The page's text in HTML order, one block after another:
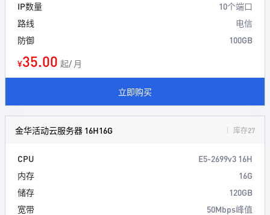
IP数量
10个端口
路线
电信
防御
100GB
¥35.00 起/ 月
立即购买
金华活动云服务器 16H16G 库存27
CPU
E5-2699v3 16H
内存
16G
储存
120GB
宽带
50Mbps峰值